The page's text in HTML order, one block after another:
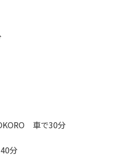
車で30分
分